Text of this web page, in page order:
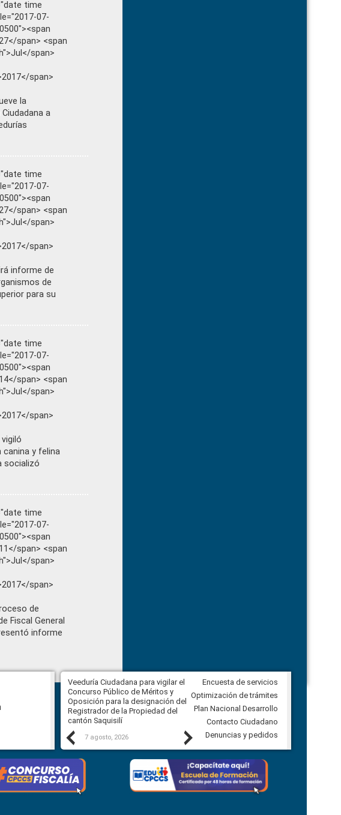
time
07-
span> <span
span>
span>
la
a
time
07-
span> <span
span>
span>
informe de
de
para su
time
07-
span> <span
span>
span>
canina y felina
socializó
time
07-
span> <span
span>
span>
de
Fiscal General
informe
Previous
a
de la
Veeduría Ciudadana para vigilar el
Concurso Público de Méritos y
Oposición para la designación del
Registrador de la Propiedad del
cantón Saquisilí
7 agosto, 2026
Veeduría Ciudadana para vigilar la
construcción del asfaltado de
Ballenita del cantón Santa Elena
7 agosto, 2026
Next
Encuesta de servicios
Optimización de trámites
Plan Nacional Desarrollo
Contacto Ciudadano
Denuncias y pedidos